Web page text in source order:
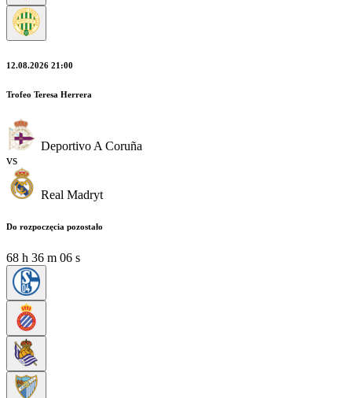
12.08.2026 21:00
Trofeo Teresa Herrera
Deportivo A Coruña
vs
Real Madryt
Do rozpoczęcia pozostało
68 h 36 m 04 s